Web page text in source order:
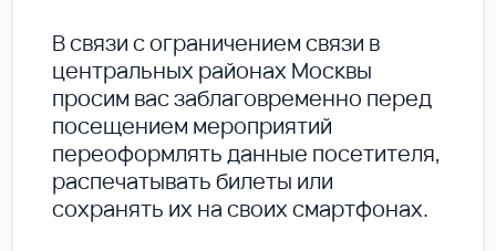
В cвязи с ограничением связи в
центральных районах Москвы
просим вас заблаговременно перед
посещением мероприятий
переоформлять данные посетителя,
распечатывать билеты или
сохранять их на своих смартфонах.